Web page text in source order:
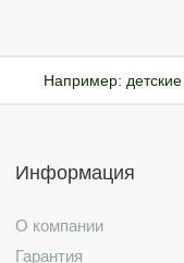
Например:
Информация
О компании
Гарантия